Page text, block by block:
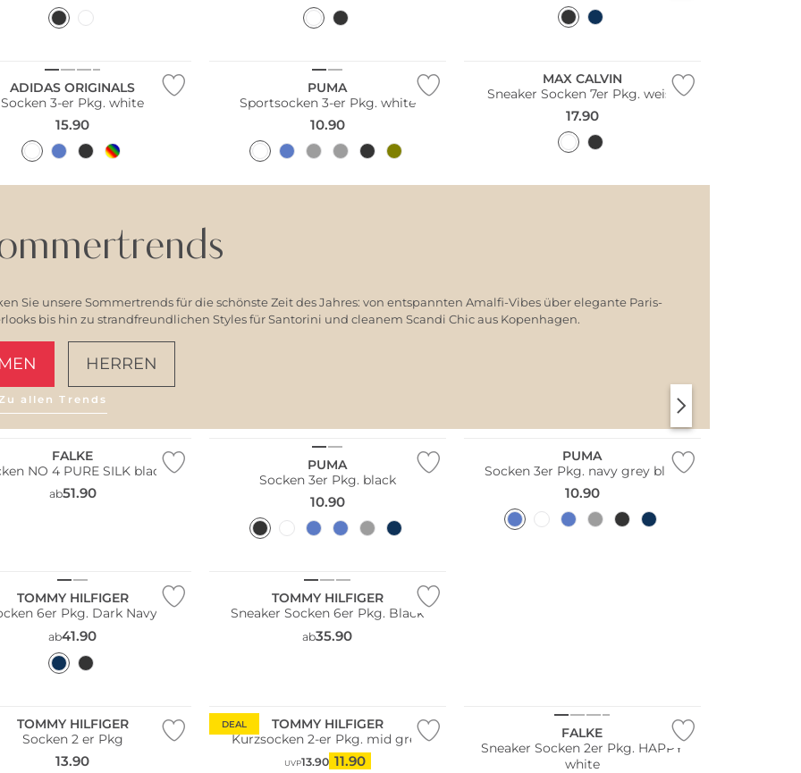
ADIDAS ORIGINALS
Socken 3-er Pkg. white
15.90
PUMA
Sportsocken 3-er Pkg. white
10.90
MAX CALVIN
Sneaker Socken 7er Pkg. weiss
17.90
Sie unsere Sommertrends für die schönste Zeit des Jahres: von entspannten Amalfi-Vibes über elegante Paris-
bis hin zu strandfreundlichen Styles für Santorini und cleanem Scandi Chic aus Kopenhagen.
HERREN
allen Trends
FALKE
NO 4 PURE SILK black
ab51.90
PUMA
Socken 3er Pkg. black
10.90
PUMA
Socken 3er Pkg. navy grey blue
10.90
TOMMY HILFIGER
6er Pkg. Dark Navy
ab41.90
TOMMY HILFIGER
Sneaker Socken 6er Pkg. Black
ab35.90
TOMMY HILFIGER
Socken 2 er Pkg
13.90
DEAL
TOMMY HILFIGER
Kurzsocken 2-er Pkg. mid grey
UVP13.90 11.90
FALKE
Sneaker Socken 2er Pkg. HAPPY
white